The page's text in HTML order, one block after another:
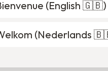
rend
(English 🇬🇧)
(Nederlands